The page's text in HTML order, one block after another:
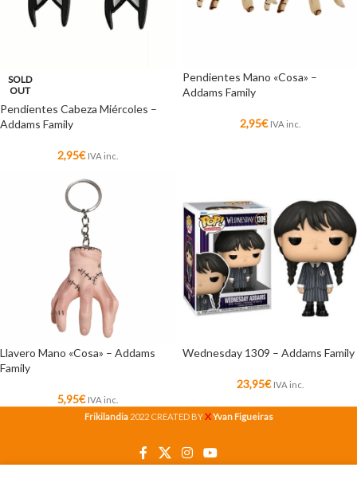
SOLD
OUT
Pendientes Cabeza Miércoles –
Addams Family
2,95€ IVA inc.
Pendientes Mano «Cosa» –
Addams Family
2,95€ IVA inc.
Llavero Mano «Cosa» – Addams
Family
5,95€ IVA inc.
Wednesday 1309 – Addams Family
23,95€ IVA inc.
Frikilandia 2022 CREATED BYXYvan Figueiras